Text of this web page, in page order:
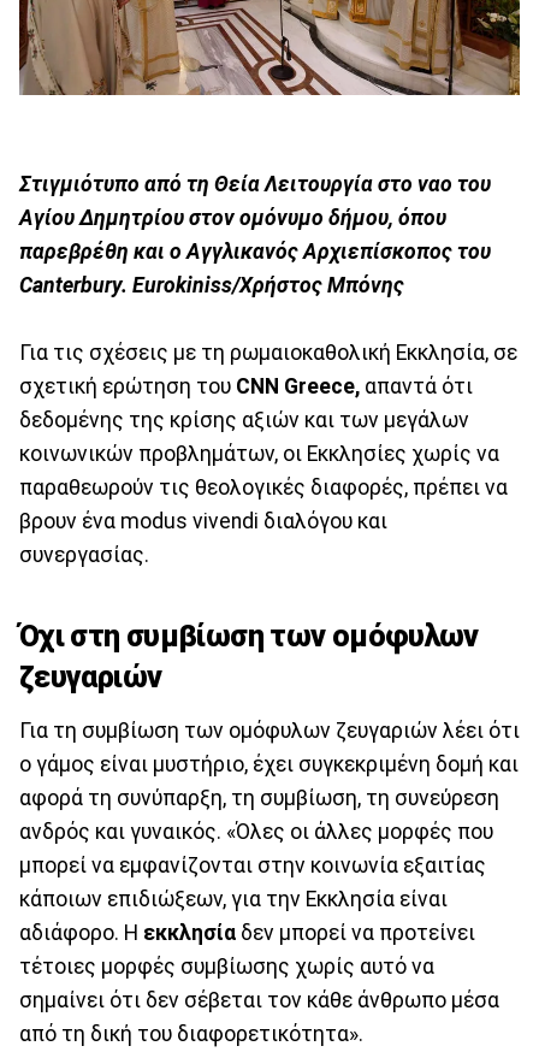
Στιγμιότυπο από τη Θεία Λειτουργία στο ναο του
Αγίου Δημητρίου στον ομόνυμο δήμου, όπου
παρεβρέθη και ο Αγγλικανός Αρχιεπίσκοπος του
Canterbury. Εurokiniss/Χρήστος Μπόνης
Για τις σχέσεις με τη ρωμαιοκαθολική Εκκλησία, σε
σχετική ερώτηση του CNN Greece, απαντά ότι
δεδομένης της κρίσης αξιών και των μεγάλων
κοινωνικών προβλημάτων, οι Εκκλησίες χωρίς να
παραθεωρούν τις θεολογικές διαφορές, πρέπει να
βρουν ένα modus vivendi διαλόγου και
συνεργασίας.
Όχι στη συμβίωση των ομόφυλων
ζευγαριών
Για τη συμβίωση των ομόφυλων ζευγαριών λέει ότι
ο γάμος είναι μυστήριο, έχει συγκεκριμένη δομή και
αφορά τη συνύπαρξη, τη συμβίωση, τη συνεύρεση
ανδρός και γυναικός. «Όλες οι άλλες μορφές που
μπορεί να εμφανίζονται στην κοινωνία εξαιτίας
κάποιων επιδιώξεων, για την Εκκλησία είναι
αδιάφορο. Η εκκλησία δεν μπορεί να προτείνει
τέτοιες μορφές συμβίωσης χωρίς αυτό να
σημαίνει ότι δεν σέβεται τον κάθε άνθρωπο μέσα
από τη δική του διαφορετικότητα».